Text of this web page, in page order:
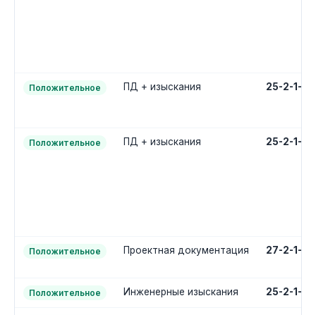
Положительное ПД + изыскания 25-2-1-
Положительное ПД + изыскания 25-2-1-3-
Положительное Проектная документация 27-2-1-
Положительное Инженерные изыскания 25-2-1-